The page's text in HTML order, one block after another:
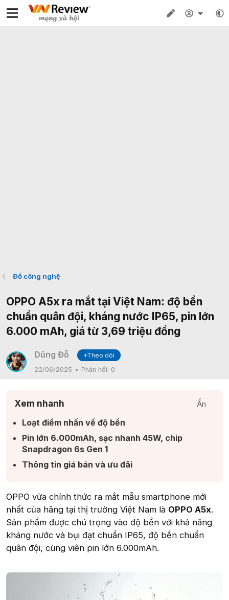
Đồ công nghệ
OPPO A5x ra mắt tại Việt Nam: độ bển
chuẩn quân đội, kháng nước IP65, pin lớn
6.000 mAh, giá từ 3,69 triệu đồng
Dũng Đỗ
+Theo dõi
22/06/2025
Phản hồi: 0
Xem nhanh Ẩn
Loạt điểm nhấn về độ bền​
Pin lớn 6.000mAh, sạc nhanh 45W, chip
Snapdragon 6s Gen 1​
Thông tin giá bán và ưu đãi​
OPPO vừa chính thức ra mắt mẫu smartphone mới
nhất của hãng tại thị trường Việt Nam là OPPO A5x.
Sản phẩm được chú trọng vào độ bền với khả năng
kháng nước và bụi đạt chuẩn IP65, độ bền chuẩn
quân đội, cùng viên pin lớn 6.000mAh.